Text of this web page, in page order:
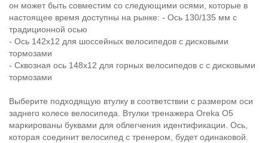
он может быть совместим со следующими осями, которые в
настоящее время доступны на рынке: - Ось 130/135 мм с
традиционной осью
- Ось 142x12 для шоссейных велосипедов с дисковыми
тормозами
- Сквозная ось 148x12 для горных велосипедов с с дисковыми
тормозами
Выберите подходящую втулку в соответствии с размером оси
заднего колесе велосипеда. Втулки тренажера Oreka O5
маркированы буквами для облегчения идентификации. Ось,
которая соединит велосипед с тренером, будет одинаковой.